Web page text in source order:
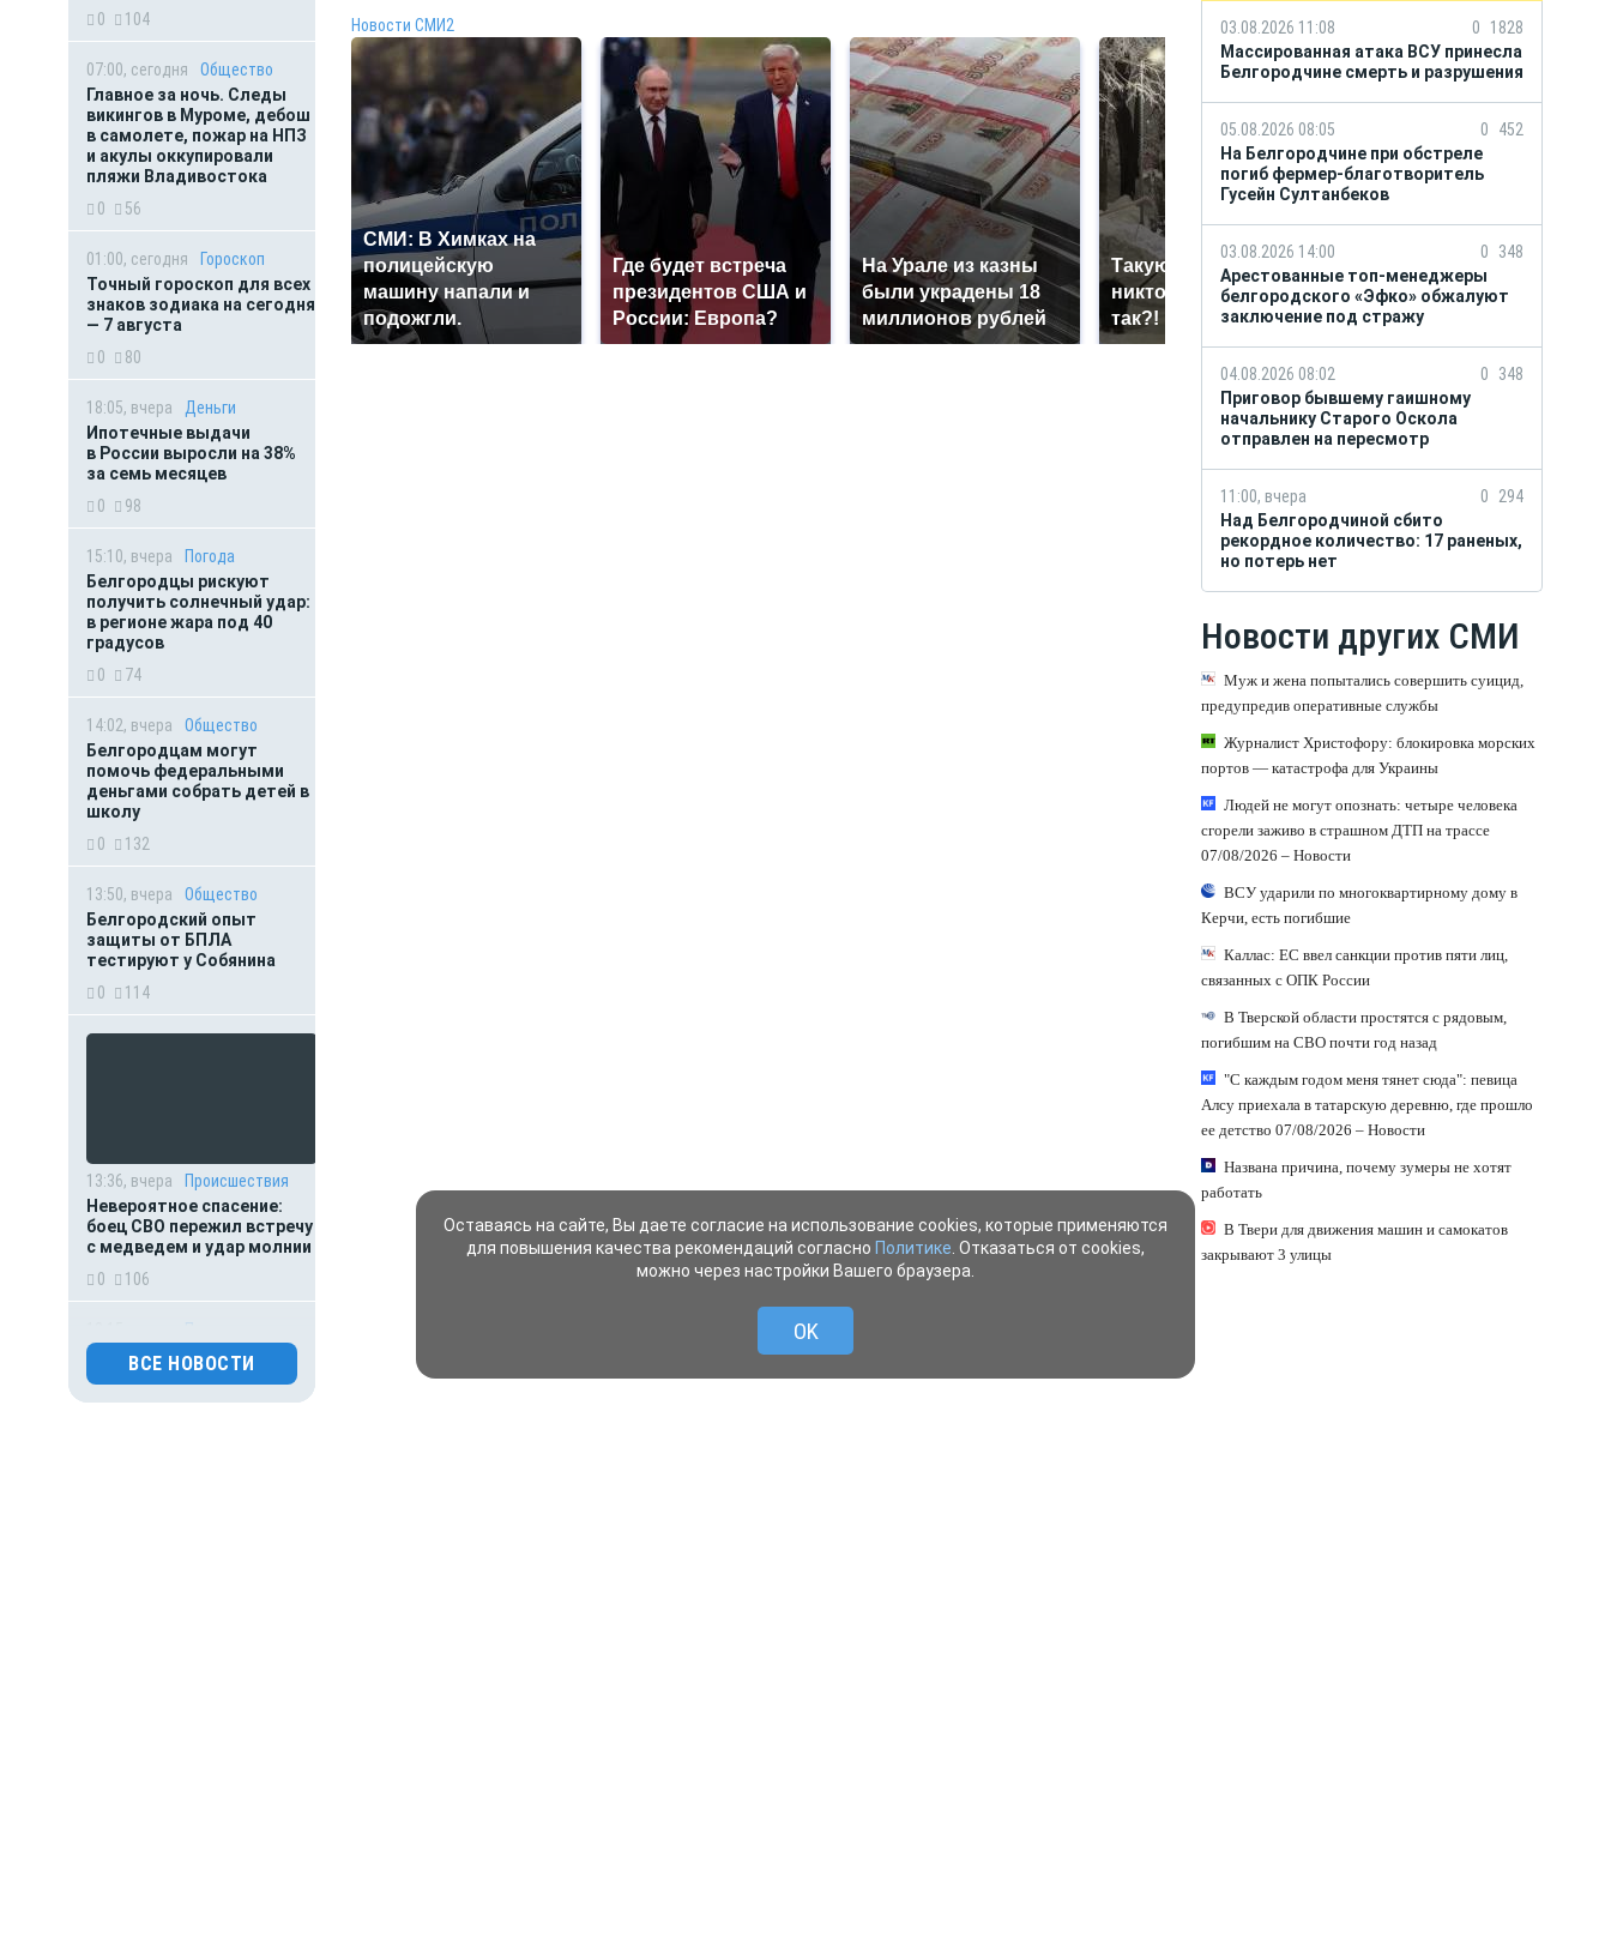
0
104
07:00, сегодня
Общество
Главное за ночь. Следы
викингов в Муроме, дебош
в самолете, пожар на НПЗ
и акулы оккупировали
пляжи Владивостока
0
56
01:00, сегодня
Гороскоп
Точный гороскоп для всех
знаков зодиака на сегодня
— 7 августа
0
80
18:05, вчера
Деньги
Ипотечные выдачи
в России выросли на 38%
за семь месяцев
0
98
15:10, вчера
Погода
Белгородцы рискуют
получить солнечный удар:
в регионе жара под 40
градусов
0
74
14:02, вчера
Общество
Белгородцам могут
помочь федеральными
деньгами собрать детей в
школу
0
132
13:50, вчера
Общество
Белгородский опыт
защиты от БПЛА
тестируют у Собянина
0
114
13:36, вчера
Происшествия
Невероятное спасение:
боец СВО пережил встречу
с медведем и удар молнии
0
106
Происшествия
Мать пыталась спасти
выпавшего из окна
ВСЕ НОВОСТИ
Новости СМИ2
СМИ: В Химках на
полицейскую
машину напали и
подожгли.
Где будет встреча
президентов США и
России: Европа?
На Урале из казны
были украдены 18
миллионов рублей
Такую зиму в России
никто не ждал: как
так?!
Как выглядит место
крушение вертолета на
Кавказе: смотреть
03.08.2026 11:08 0
1828
Массированная атака ВСУ принесла
Белгородчине смерть и разрушения
05.08.2026 08:05 0
452
На Белгородчине при обстреле
погиб фермер-благотворитель
Гусейн Султанбеков
03.08.2026 14:00 0
348
Арестованные топ-менеджеры
белгородского «Эфко» обжалуют
заключение под стражу
04.08.2026 08:02 0
348
Приговор бывшему гаишному
начальнику Старого Оскола
отправлен на пересмотр
11:00, вчера 0
294
Над Белгородчиной сбито
рекордное количество: 17 раненых,
но потерь нет
Новости других СМИ
Муж и жена попытались совершить суицид,
предупредив оперативные службы
Журналист Христофору: блокировка морских
портов — катастрофа для Украины
Людей не могут опознать: четыре человека
сгорели заживо в страшном ДТП на трассе
07/08/2026 – Новости
ВСУ ударили по многоквартирному дому в
Керчи, есть погибшие
Каллас: ЕС ввел санкции против пяти лиц,
связанных с ОПК России
В Тверской области простятся с рядовым,
погибшим на СВО почти год назад
"С каждым годом меня тянет сюда": певица
Алсу приехала в татарскую деревню, где прошло
ее детство 07/08/2026 – Новости
Названа причина, почему зумеры не хотят
работать
В Твери для движения машин и самокатов
закрывают 3 улицы
Оставаясь на сайте, Вы даете согласие на использование cookies, которые применяются
для повышения качества рекомендаций согласно Политике . Отказаться от cookies,
можно через настройки Вашего браузера.
OK